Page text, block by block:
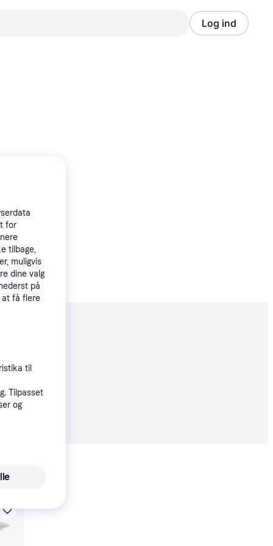
Log ind
kr.
for
tilbage,
muligvis
dine valg
på
at få flere
til
Tilpasset
og